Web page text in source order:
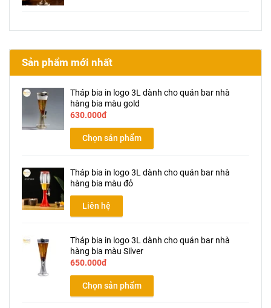
Sản phẩm mới nhất
Tháp bia in logo 3L dành cho quán bar nhà
hàng bia màu gold
630.000đ
Chọn sản phẩm
Tháp bia in logo 3L dành cho quán bar nhà
hàng bia màu đỏ
Liên hệ
Tháp bia in logo 3L dành cho quán bar nhà
hàng bia màu Silver
650.000đ
Chọn sản phẩm